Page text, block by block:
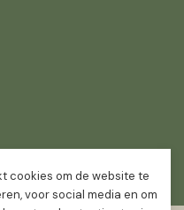
cookies om de website te
voor social media en om